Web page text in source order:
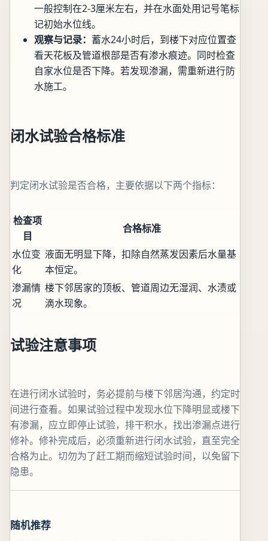
一般控制在2-3厘米左右，并在水面处用记号笔标
记初始水位线。
观察与记录： 蓄水24小时后，到楼下对应位置查
看天花板及管道根部是否有渗水痕迹。同时检查
自家水位是否下降。若发现渗漏，需重新进行防
水施工。
闭水试验合格标准
判定闭水试验是否合格，主要依据以下两个指标：
检查项
目
合格标准
水位变
化
液面无明显下降，扣除自然蒸发因素后水量基
本恒定。
渗漏情
况
楼下邻居家的顶板、管道周边无湿润、水渍或
滴水现象。
试验注意事项
在进行闭水试验时，务必提前与楼下邻居沟通，约定时
间进行查看。如果试验过程中发现水位下降明显或楼下
有渗漏，应立即停止试验，排干积水，找出渗漏点进行
修补。修补完成后，必须重新进行闭水试验，直至完全
合格为止。切勿为了赶工期而缩短试验时间，以免留下
隐患。
随机推荐